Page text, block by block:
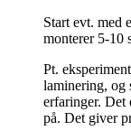
Start evt. med
monterer 5-10
Pt.
laminering, og
erfaringer. Det
på. Det giver